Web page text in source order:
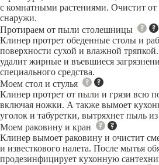
с комнатными растениями. Очистит
снаружи.
Протираем от пыли столешницы
Клинер протрет обеденные столы и
поверхности сухой и влажной
удалит жирные и въевшиеся
специального средства.
Моем стол и стулья
Клинер протрет от пыли и грязи всю
включая ножки. А также вымоет
уголок и табуретки, вытряхнет пыль
Моем раковину и кран
Клинер вымоет раковину и очистит
и известкового налета. После мытья
продезинфицирует кухонную